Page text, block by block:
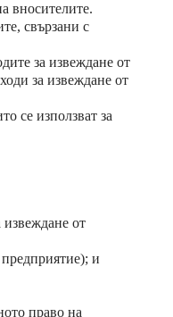
вносителите.
свързани с
за извеждане от
за извеждане от
се използват за
извеждане от
и
право на